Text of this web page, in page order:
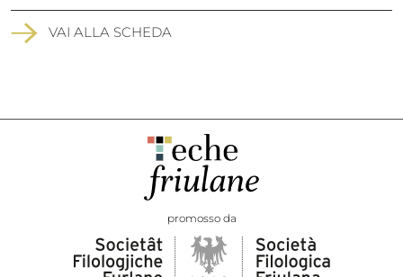
VAI ALLA SCHEDA
promosso da